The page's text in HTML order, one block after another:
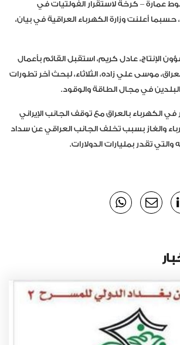
عمارة – كرخة لاستقرار الفولتيات في
أعلنت وزارة الكهرباء العراقية في بيان،
الإنتاج، عادل كريم، استقبل القائم بأعمال
موسى علي زاده، الثلاثاء، لبحث آخر تطورات
البلدين في مجال الطاقة والوقود.
في الكهرباء بالعراق مع توقف الجانب الإيراني
والغاز بسبب تخلف الجانب العراقي عن سداد
والتي تقدر بمليارات الدولارات.